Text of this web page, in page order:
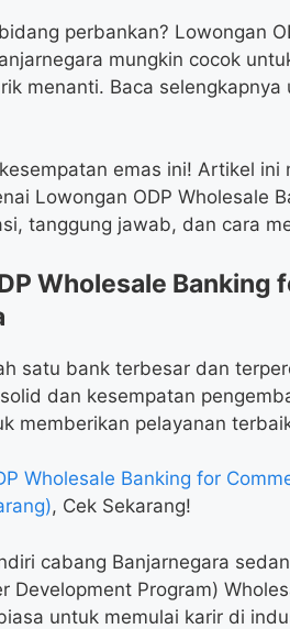
perbankan? Lowongan
mungkin cocok
menanti. Baca
emas ini! Artikel
Lowongan ODP Wholesale
tanggung jawab, dan cara
Wholesale Banking
satu bank terbesar dan
dan kesempatan
memberikan pelayanan
Wholesale Banking for
, Cek Sekarang!
cabang Banjarnegara
Development Program)
untuk memulai karir di